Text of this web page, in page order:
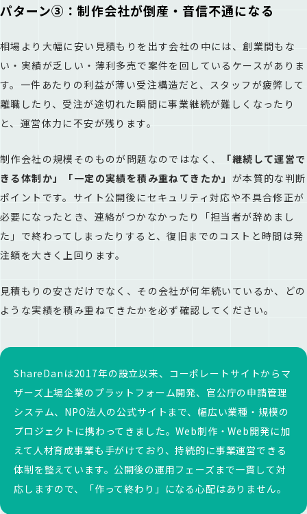
パターン③：制作会社が倒産・音信不通になる
相場より大幅に安い見積もりを出す会社の中には、創業間もな
い・実績が乏しい・薄利多売で案件を回しているケースがありま
す。一件あたりの利益が薄い受注構造だと、スタッフが疲弊して
離職したり、受注が途切れた瞬間に事業継続が難しくなったり
と、運営体力に不安が残ります。
制作会社の規模そのものが問題なのではなく、
「継続して運営で
きる体制か」「一定の実績を積み重ねてきたか」 が本質的な判断
ポイントです。サイト公開後にセキュリティ対応や不具合修正が
必要になったとき、連絡がつかなかったり「担当者が辞めまし
た」で終わってしまったりすると、復旧までのコストと時間は発
注額を大きく上回ります。
見積もりの安さだけでなく、その会社が何年続いているか、どの
ような実績を積み重ねてきたかを必ず確認してください。
ShareDanは2017年の設立以来、コーポレートサイトからマ
ザーズ上場企業のプラットフォーム開発、官公庁の申請管理
システム、NPO法人の公式サイトまで、幅広い業種・規模の
プロジェクトに携わってきました。Web制作・Web開発に加
えて人材育成事業も手がけており、持続的に事業運営できる
体制を整えています。公開後の運用フェーズまで一貫して対
応しますので、「作って終わり」になる心配はありません。